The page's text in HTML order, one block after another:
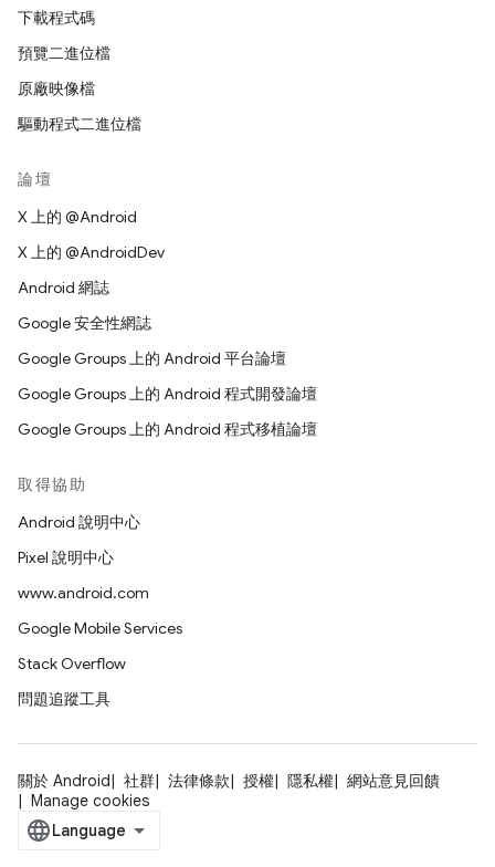
下載程式碼
預覽二進位檔
原廠映像檔
驅動程式二進位檔
論壇
X 上的 @Android
X 上的 @AndroidDev
Android 網誌
Google 安全性網誌
Google Groups 上的 Android 平台論壇
Google Groups 上的 Android 程式開發論壇
Google Groups 上的 Android 程式移植論壇
取得協助
Android 說明中心
Pixel 說明中心
www.android.com
Google Mobile Services
Stack Overflow
問題追蹤工具
關於 Android 社群 法律條款 授權 隱私權
網站意見回饋
Manage cookies